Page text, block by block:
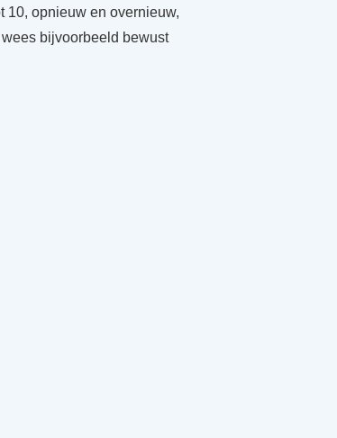
10, opnieuw en overnieuw,
bijvoorbeeld bewust